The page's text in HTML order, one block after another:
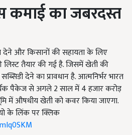
कमाई का जबरदस्त
देने और किसानों की सहायता के लिए
लिस्ट तैयार की गई है. जिसमें खेती की
देने का प्रावधान है. आत्मनिर्भर भारत
पैकेज से अगले 2 साल में 4 हजार करोड़
में औषधीय खेती को कवर किया जाएगा.
के लिंक पर क्लिक